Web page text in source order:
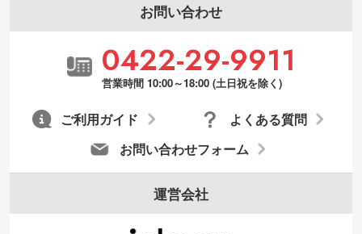
お問い合わせ
0422-29-9911
営業時間 10:00～18:00 (土日祝を除く)
お問い合わせフォーム
よくある質問
ご利用ガイド
運営会社